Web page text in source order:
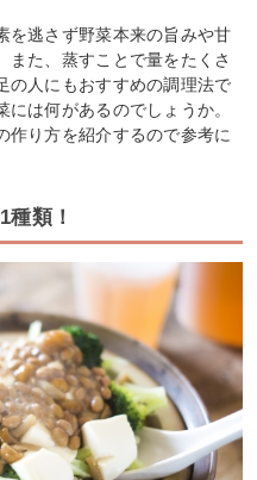
を逃さず野菜本来の旨みや甘
た、蒸すことで量をたくさ
の人にもおすすめの調理法で
は何があるのでしょうか。
作り方を紹介するので参考に
類！